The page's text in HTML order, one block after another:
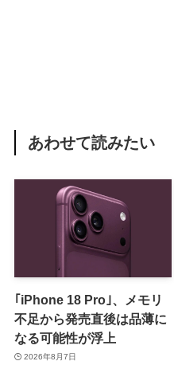
あわせて読みたい
｢iPhone 18 Pro｣、メモリ
不足から発売直後は品薄に
なる可能性が浮上
2026年8月7日